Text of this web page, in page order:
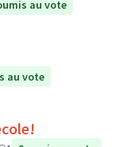
au vote
au vote